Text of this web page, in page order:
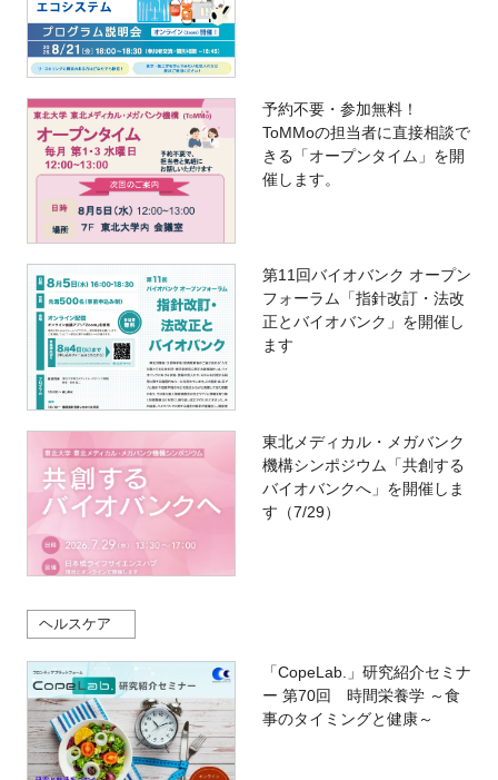
予約不要・参加無料！
ToMMoの担当者に直接相談で
きる「オープンタイム」を開
催します。
第11回バイオバンク オープン
フォーラム「指針改訂・法改
正とバイオバンク」を開催し
ます
東北メディカル・メガバンク
機構シンポジウム「共創する
バイオバンクへ」を開催しま
す（7/29）
ヘルスケア
「CopeLab.」研究紹介セミナ
ー 第70回 時間栄養学 ～食
事のタイミングと健康～